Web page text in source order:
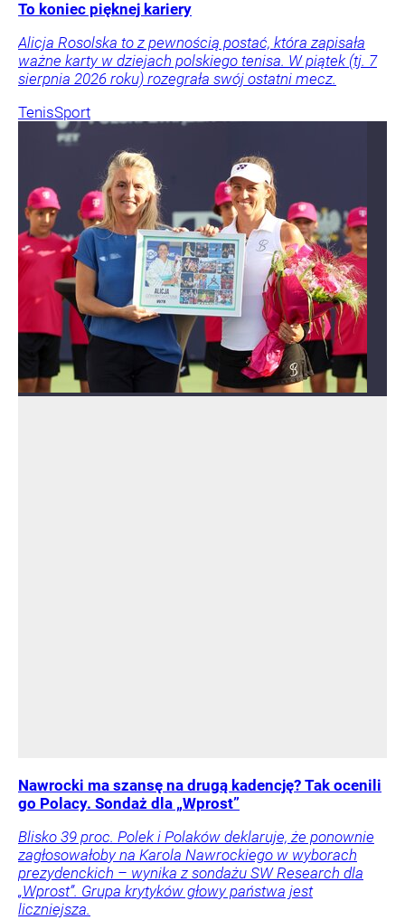
To koniec pięknej kariery
Alicja Rosolska to z pewnością postać, która zapisała
ważne karty w dziejach polskiego tenisa. W piątek (tj. 7
sierpnia 2026 roku) rozegrała swój ostatni mecz.
TenisSport
Nawrocki ma szansę na drugą kadencję? Tak ocenili
go Polacy. Sondaż dla „Wprost”
Blisko 39 proc. Polek i Polaków deklaruje, że ponownie
zagłosowałoby na Karola Nawrockiego w wyborach
prezydenckich – wynika z sondażu SW Research dla
„Wprost”. Grupa krytyków głowy państwa jest
liczniejsza.